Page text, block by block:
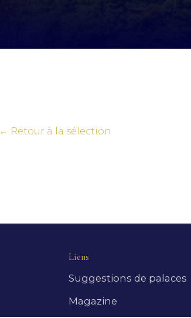
← Retour à la sélection
Liens
Suggestions de palaces
Magazine